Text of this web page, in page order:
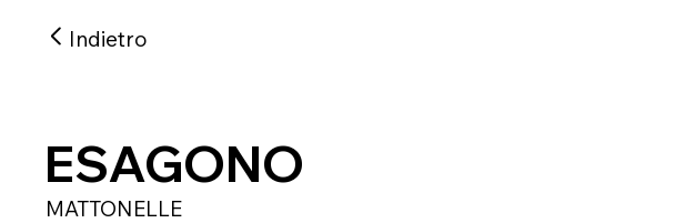
Indietro
ESAGONO
MATTONELLE